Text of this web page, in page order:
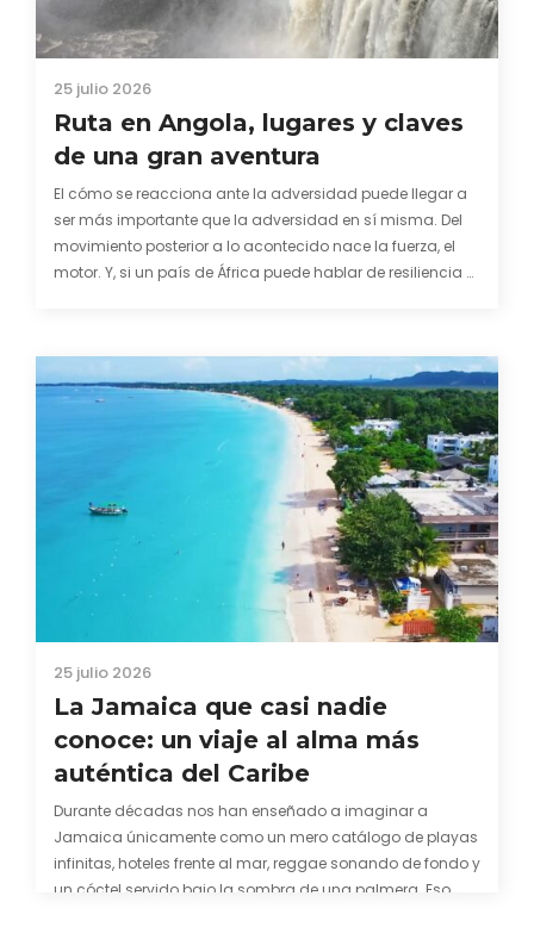
25 julio 2026
Ruta en Angola, lugares y claves
de una gran aventura
El cómo se reacciona ante la adversidad puede llegar a
ser más importante que la adversidad en sí misma. Del
movimiento posterior a lo acontecido nace la fuerza, el
motor. Y, si un país de África puede hablar de resiliencia y
25 julio 2026
La Jamaica que casi nadie
conoce: un viaje al alma más
auténtica del Caribe
Durante décadas nos han enseñado a imaginar a
Jamaica únicamente como un mero catálogo de playas
infinitas, hoteles frente al mar, reggae sonando de fondo y
un cóctel servido bajo la sombra de una palmera. Eso